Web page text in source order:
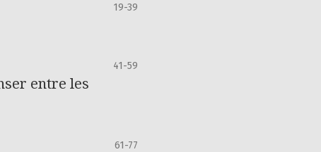
19-39
41-59
entre les
61-77